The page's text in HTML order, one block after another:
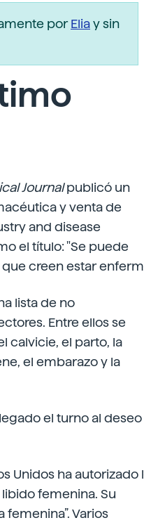
porEliay sin
Journalpublicó un
y venta de
and disease
el título: "Se puede
creen estar
lista de no
Entre ellos se
calvicie, el parto, la
el embarazo y la
el turno al deseo
Unidos ha autorizado
femenina. Su
Varios